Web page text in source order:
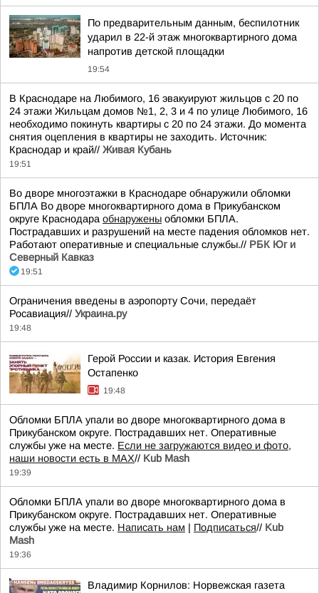
По предварительным данным, беспилотник
ударил в 22-й этаж многоквартирного дома
напротив детской площадки
19:54
В Краснодаре на Любимого, 16 эвакуируют жильцов с 20 по
24 этажи Жильцам домов №1, 2, 3 и 4 по улице Любимого, 16
необходимо покинуть квартиры с 20 по 24 этажи. До момента
снятия оцепления в квартиры не заходить. Источник:
Краснодар и край// Живая Кубань
19:51
Во дворе многоэтажки в Краснодаре обнаружили обломки
БПЛА Во дворе многоквартирного дома в Прикубанском
округе Краснодара обнаружены обломки БПЛА.
Пострадавших и разрушений на месте падения обломков нет.
Работают оперативные и специальные службы.// РБК Юг и
Северный Кавказ
19:51
Ограничения введены в аэропорту Сочи, передаёт
Росавиация// Украина.ру
19:48
Герой России и казак. История Евгения
Остапенко
19:48
Обломки БПЛА упали во дворе многоквартирного дома в
Прикубанском округе. Пострадавших нет. Оперативные
службы уже на месте. Если не загружаются видео и фото,
наши новости есть в MAX// Kub Mash
19:39
Обломки БПЛА упали во дворе многоквартирного дома в
Прикубанском округе. Пострадавших нет. Оперативные
службы уже на месте. Написать нам | Подписаться// Kub
Mash
19:36
Владимир Корнилов: Норвежская газета